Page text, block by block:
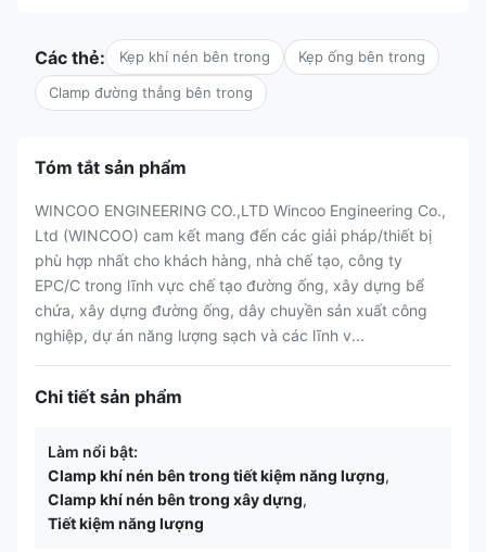
Các thẻ: Kẹp khí nén bên trong Kẹp ống bên trong
Clamp đường thẳng bên trong
Tóm tắt sản phẩm
WINCOO ENGINEERING CO.,LTD Wincoo Engineering Co.,
Ltd (WINCOO) cam kết mang đến các giải pháp/thiết bị
phù hợp nhất cho khách hàng, nhà chế tạo, công ty
EPC/C trong lĩnh vực chế tạo đường ống, xây dựng bể
chứa, xây dựng đường ống, dây chuyền sản xuất công
nghiệp, dự án năng lượng sạch và các lĩnh v...
Chi tiết sản phẩm
Làm nổi bật:
Clamp khí nén bên trong tiết kiệm năng lượng,
Clamp khí nén bên trong xây dựng,
Tiết kiệm năng lượng